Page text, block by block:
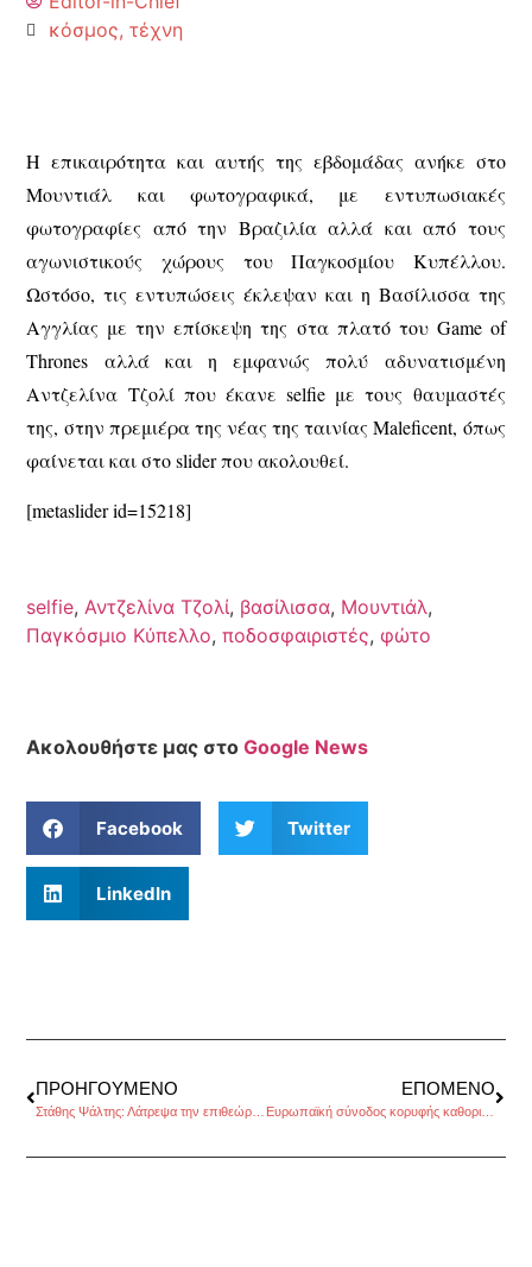
κόσμος,τέχνη
Η επικαιρότητα και αυτής της εβδομάδας ανήκε στο
Μουντιάλ και φωτογραφικά, με εντυπωσιακές
φωτογραφίες από την Βραζιλία αλλά και από τους
αγωνιστικούς χώρους του Παγκοσμίου Κυπέλλου.
Ωστόσο, τις εντυπώσεις έκλεψαν και η Βασίλισσα της
Αγγλίας με την επίσκεψη της στα πλατό του Game of
Thrones αλλά και η εμφανώς πολύ αδυνατισμένη
Αντζελίνα Τζολί που έκανε selfie με τους θαυμαστές
της, στην πρεμιέρα της νέας της ταινίας Maleficent, όπως
φαίνεται και στο slider που ακολουθεί.
[metaslider id=15218]
selfie, Αντζελίνα Τζολί, βασίλισσα, Μουντιάλ,
Παγκόσμιο Κύπελλο,ποδοσφαιριστές,φώτο
Ακολουθήστε μας στοGoogle News
Facebook Twitter
LinkedIn
ΠΡΟΗΓΟΎΜΕΝΟ ΕΠΌΜΕΝΟ
Ευρωπαϊκή σύνοδος κορυφής καθοριστικής σημασίας